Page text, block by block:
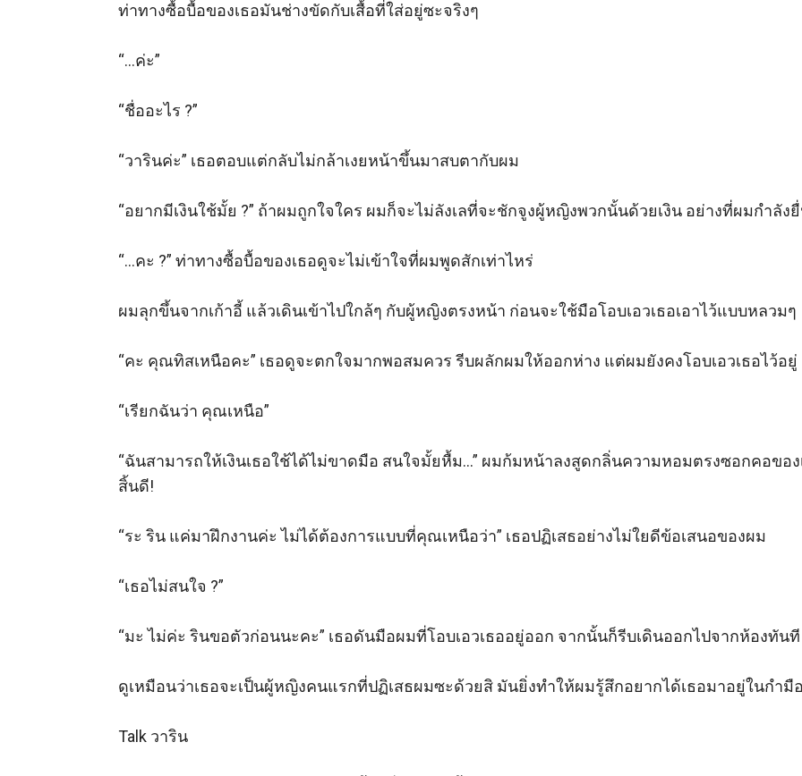
ท่าทางซื้อบื้อของเธอมันช่างขัดกับเสื้อที่ใส่อยู่ซะจริงๆ
“…ค่ะ”
“ชื่ออะไร ?”
“วารินค่ะ” เธอตอบแต่กลับไม่กล้าเงยหน้าขึ้นมาสบตากับผม
“อยากมีเงินใช้มั้ย ?” ถ้าผมถูกใจใคร ผมก็จะไม่ลังเลที่จะชักจูงผู้หญิงพวกนั้นด้วยเงิน อย่างที่ผมกำลั
“…คะ ?” ท่าทางซื้อบื้อของเธอดูจะไม่เข้าใจที่ผมพูดสักเท่าไหร่
ผมลุกขึ้นจากเก้าอี้ แล้วเดินเข้าไปใกล้ๆ กับผู้หญิงตรงหน้า ก่อนจะใช้มือโอบเอวเธอเอาไว้แบบหลวมๆ
“คะ คุณทิสเหนือคะ” เธอดูจะตกใจมากพอสมควร รีบผลักผมให้ออกห่าง แต่ผมยังคงโอบเอวเธอไว้อยู่
“เรียกฉันว่า คุณเหนือ”
“ฉันสามารถให้เงินเธอใช้ได้ไม่ขาดมือ สนใจมั้ยหื้ม…” ผมก้มหน้าลงสูดกลิ่นความหอมตรงซอกคอขอ
สิ้นดี!
“ระ ริน แค่มาฝึกงานค่ะ ไม่ได้ต้องการแบบที่คุณเหนือว่า” เธอปฏิเสธอย่างไม่ใยดีข้อเสนอของผม
“เธอไม่สนใจ ?”
“มะ ไม่ค่ะ รินขอตัวก่อนนะคะ” เธอดันมือผมที่โอบเอวเธออยู่ออก จากนั้นก็รีบเดินออกไปจากห้องทันที
ดูเหมือนว่าเธอจะเป็นผู้หญิงคนแรกที่ปฏิเสธผมซะด้วยสิ มันยิ่งทำให้ผมรู้สึกอยากได้เธอมาอยู่ในกำมื
Talk วาริน